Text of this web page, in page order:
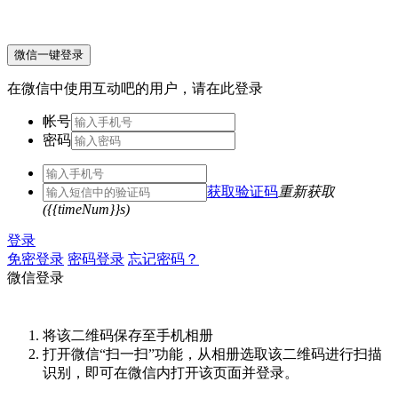
微信一键登录
在微信中使用互动吧的用户，请在此登录
帐号
密码
获取验证码重新获取
({{timeNum}}s)
登录
免密登录 密码登录 忘记密码？
微信登录
将该二维码保存至手机相册
打开微信“扫一扫”功能，从相册选取该二维码进行扫描
识别，即可在微信内打开该页面并登录。